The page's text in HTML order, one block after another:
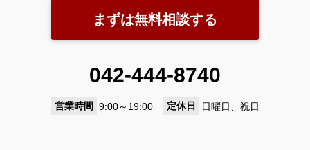
まずは無料相談する
042-444-8740
営業時間 9:00～19:00 定休日 日曜日、祝日